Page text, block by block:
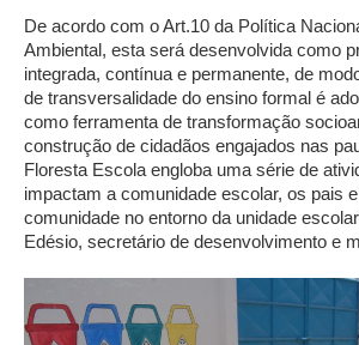
De acordo com o Art.10 da Política
Ambiental, esta será desenvolvida como
integrada, contínua e permanente, de
de transversalidade do ensino formal é
como ferramenta de transformação
construção de cidadãos engajados nas
Floresta Escola engloba uma série de
impactam a comunidade escolar, os pais
comunidade no entorno da unidade
Edésio, secretário de desenvolvimento e